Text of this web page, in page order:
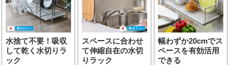
水捨て不要！吸収
して乾く水切りラ
ック
スペースに合わせ
て伸縮自在の水切
りラック
幅わずか20cmでス
ペースを有効活用
できる